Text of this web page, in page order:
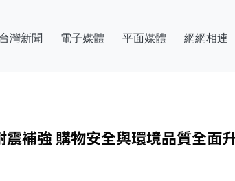
台灣新聞 電子媒體 平面媒體 網網相連
補強 購物安全與環境品質全面